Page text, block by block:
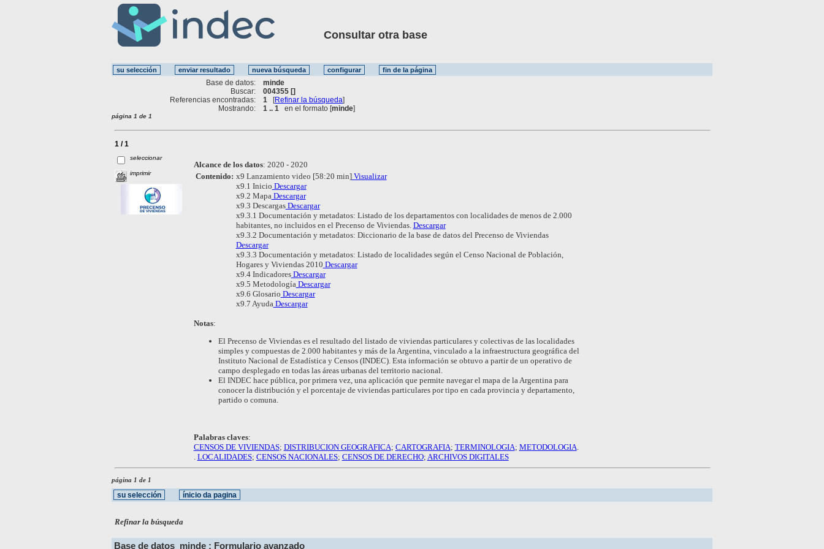
Consultar otra base
Base de datos:
minde
Buscar:
004355 []
Referencias encontradas:
1 [Refinar la búsqueda]
Mostrando:
1 .. 1 en el formato [minde]
página 1 de 1
1 / 1
seleccionar
imprimir
Alcance de los datos: 2020 - 2020
Contenido: x9 Lanzamiento video [58:20 min]Visualizar
x9.1 Inicio Descargar
x9.2 Mapa Descargar
x9.3 DescargasDescargar
x9.3.1 Documentación y metadatos: Listado de los departamentos con localidades de menos de 2.000
habitantes, no incluidos en el Precenso de Viviendas. Descargar
x9.3.2 Documentación y metadatos: Diccionario de la base de datos del Precenso de Viviendas
Descargar
x9.3.3 Documentación y metadatos: Listado de localidades según el Censo Nacional de Población,
Hogares y Viviendas 2010 Descargar
x9.4 IndicadoresDescargar
x9.5 Metodología Descargar
x9.6 Glosario Descargar
x9.7 Ayuda Descargar
Notas:
El Precenso de Viviendas es el resultado del listado de viviendas particulares y colectivas de las localidades
simples y compuestas de 2.000 habitantes y más de la Argentina, vinculado a la infraestructura geográfica del
Instituto Nacional de Estadística y Censos (INDEC). Esta información se obtuvo a partir de un operativo de
campo desplegado en todas las áreas urbanas del territorio nacional.
El INDEC hace pública, por primera vez, una aplicación que permite navegar el mapa de la Argentina para
conocer la distribución y el porcentaje de viviendas particulares por tipo en cada provincia y departamento,
partido o comuna.
Palabras claves:
CENSOS DE VIVIENDAS; DISTRIBUCION GEOGRAFICA; CARTOGRAFIA; TERMINOLOGIA; METODOLOGIA
LOCALIDADES; CENSOS NACIONALES; CENSOS DE DERECHO; ARCHIVOS DIGITALES
página 1 de 1
Refinar la búsqueda
Base de datos minde : Formulario avanzado